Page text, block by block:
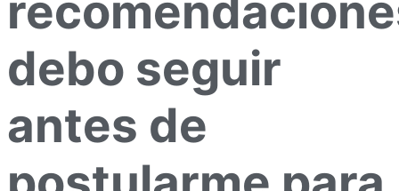
debo seguir
antes de